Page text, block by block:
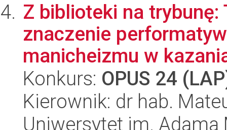
Z biblioteki na
znaczenie
manicheizmu w
Konkurs: OPUS 24
Kierownik: dr hab.
Uniwersytet im.